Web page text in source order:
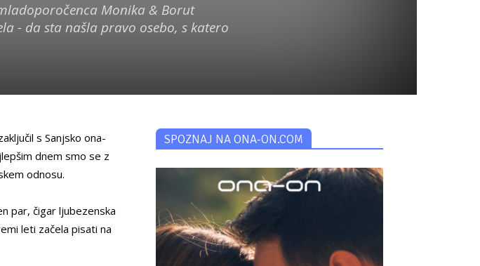
Monika & Borut
- da sta našla pravo osebo, s katero
s Sanjsko ona-
dnem smo se z
odnosu.
par, čigar ljubezenska
leti začela pisati na
SPOZNAJ NA ONA-ON.COM